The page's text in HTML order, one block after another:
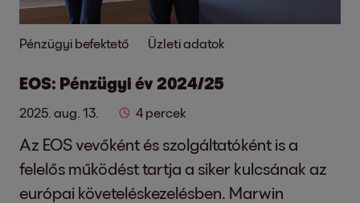
Pénzügyi befektető Üzleti adatok
EOS: Pénzügyi év 2024/25
2025. aug. 13. 4 percek
Az EOS vevőként és szolgáltatóként is a
felelős működést tartja a siker kulcsának az
európai követeléskezelésben. Marwin